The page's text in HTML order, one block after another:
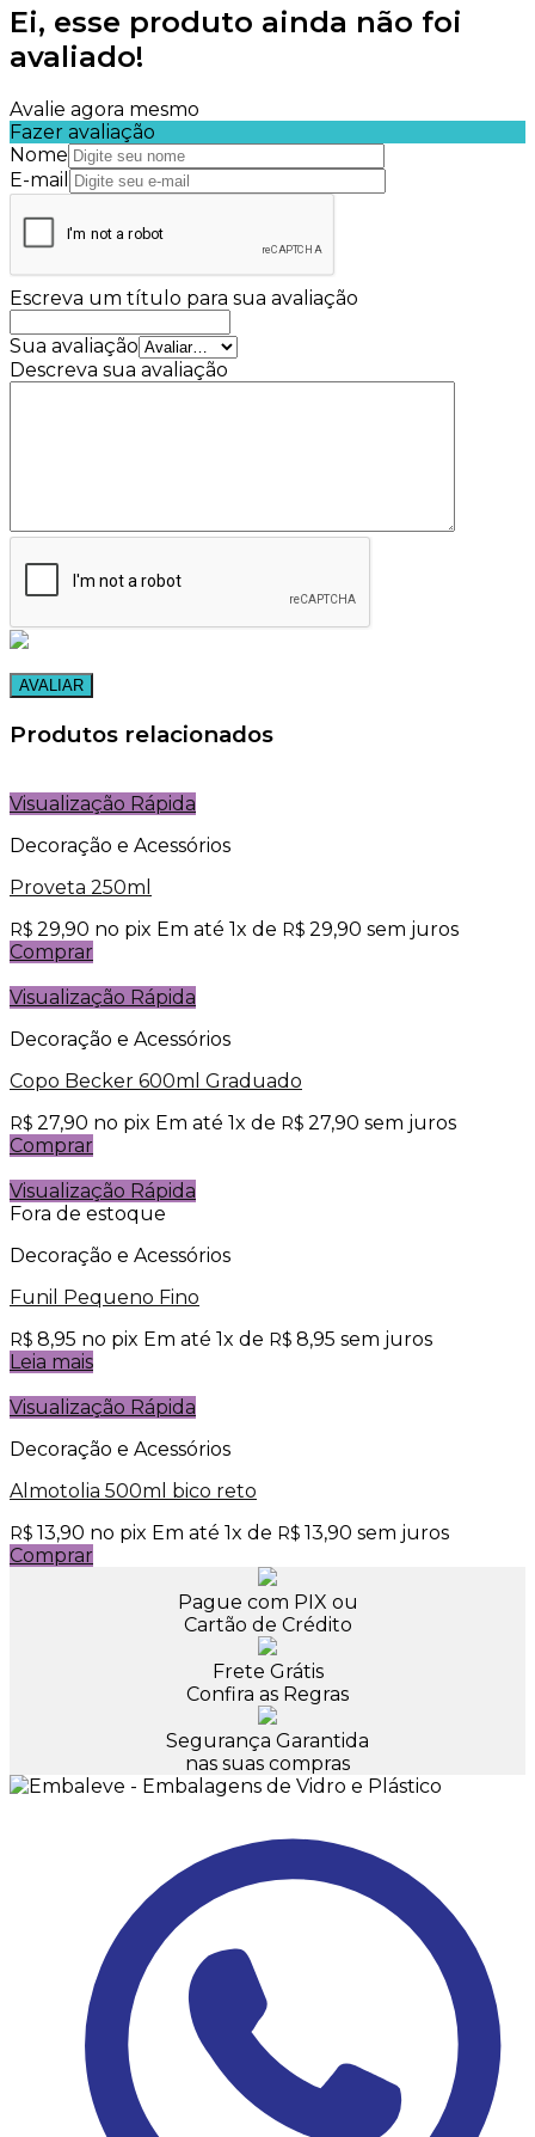
Ei, esse produto ainda não foi
avaliado!
Avalie agora mesmo
Fazer avaliação
Nome
E-mail
Escreva um título para sua avaliação
Sua avaliação
Descreva sua avaliação
Produtos relacionados
Visualização Rápida
Decoração e Acessórios
Proveta 250ml
R$ 29,90 no pix Em até 1x de R$ 29,90 sem juros
Comprar
Visualização Rápida
Decoração e Acessórios
Copo Becker 600ml Graduado
R$ 27,90 no pix Em até 1x de R$ 27,90 sem juros
Comprar
Visualização Rápida
Fora de estoque
Decoração e Acessórios
Funil Pequeno Fino
R$ 8,95 no pix Em até 1x de R$ 8,95 sem juros
Leia mais
Visualização Rápida
Decoração e Acessórios
Almotolia 500ml bico reto
R$ 13,90 no pix Em até 1x de R$ 13,90 sem juros
Comprar
Pague com PIX ou
Cartão de Crédito
Frete Grátis
Confira as Regras
Segurança Garantida
nas suas compras